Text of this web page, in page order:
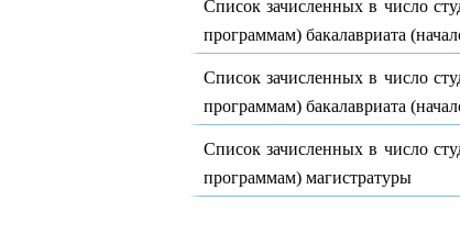
Список зачисленных в число
программам) бакалавриата
Список зачисленных в число
программам) бакалавриата
Список зачисленных в число
программам) магистратуры